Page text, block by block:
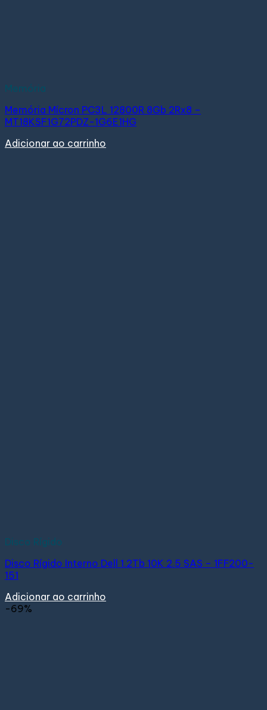
Memória
Memória Mícron PC3L 12800R 8Gb 2Rx8 –
MT18KSF1G72PDZ-1G6E1HG
Adicionar ao carrinho
Disco Rígido
Disco Rígido Interno Dell 1.2Tb 10K 2.5 SAS – 1FF200-
151
Adicionar ao carrinho
-69%